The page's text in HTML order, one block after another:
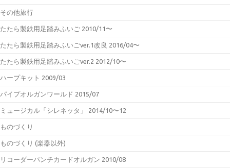
その他旅行
たたら製鉄用足踏みふいご 2010/11〜
たたら製鉄用足踏みふいごver.1改良 2016/04〜
たたら製鉄用足踏みふいごver.2 2012/10〜
ハープキット 2009/03
パイプオルガンワールド 2015/07
ミュージカル「シレネッタ」 2014/10〜12
ものづくり
ものづくり (楽器以外)
リコーダーパンチカードオルガン 2010/08